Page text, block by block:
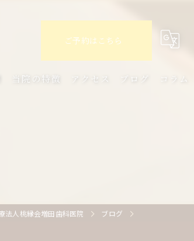
ご予約はこちら
当院の特徴
クリーニング
アクセス ブログ コラム
法人桃縁会増田歯科医院 ブログ